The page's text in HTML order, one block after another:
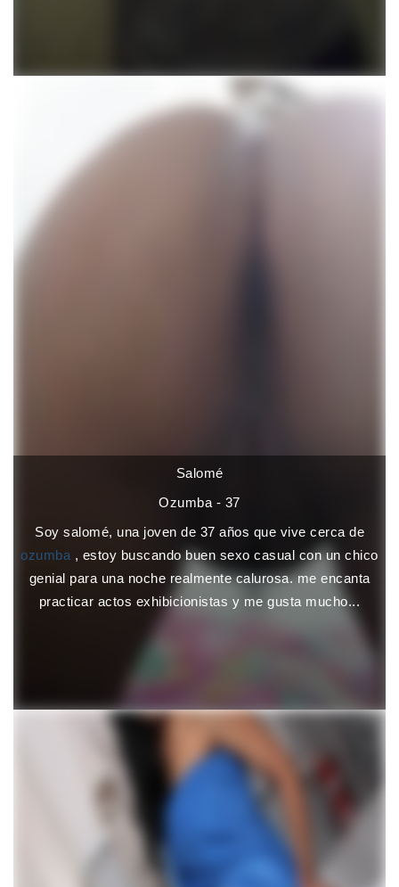
Salomé
Ozumba - 37
Soy salomé, una joven de 37 años que vive cerca de
ozumba , estoy buscando buen sexo casual con un chico
genial para una noche realmente calurosa. me encanta
practicar actos exhibicionistas y me gusta mucho...